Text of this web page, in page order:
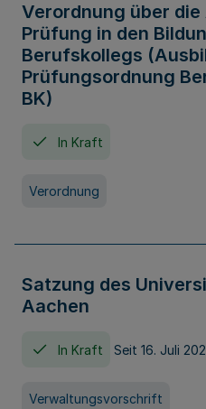
Verordnung über
Prüfung in den
Berufskollegs
Prüfungsordnung
BK)
In Kraft
Verordnung
Satzung des
Aachen
In Kraft Seit 16. Juli
Verwaltungsvorschrift